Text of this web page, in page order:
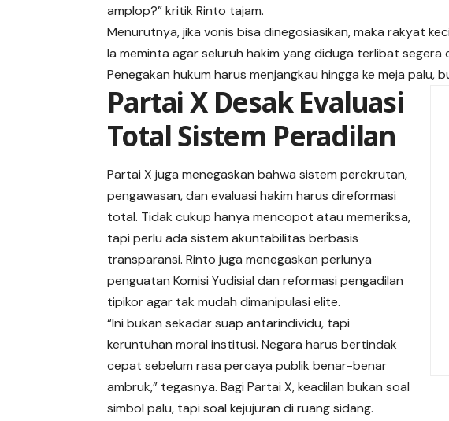
amplop?” kritik Rinto tajam.
Menurutnya, jika vonis bisa dinegosiasikan, maka rakyat
Ia meminta agar seluruh hakim yang diduga terlibat
Penegakan hukum harus menjangkau hingga ke meja palu,
Partai X Desak Evaluasi
Total Sistem Peradilan
Partai X juga menegaskan bahwa sistem perekrutan,
pengawasan, dan evaluasi hakim harus direformasi
total. Tidak cukup hanya mencopot atau memeriksa,
tapi perlu ada sistem akuntabilitas berbasis
transparansi. Rinto juga menegaskan perlunya
penguatan Komisi Yudisial dan reformasi pengadilan
tipikor agar tak mudah dimanipulasi elite.
“Ini bukan sekadar suap antarindividu, tapi
keruntuhan moral institusi. Negara harus bertindak
cepat sebelum rasa percaya publik benar-benar
ambruk,” tegasnya. Bagi Partai X, keadilan bukan soal
simbol palu, tapi soal kejujuran di ruang sidang.